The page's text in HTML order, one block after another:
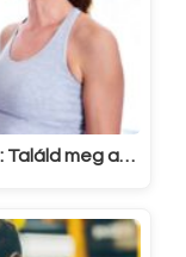
Találd meg a…